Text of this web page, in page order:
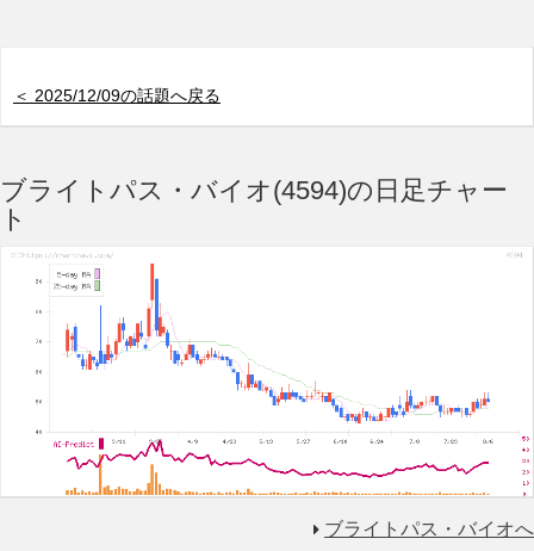
＜ 2025/12/09の話題へ戻る
ブライトパス・バイオ(4594)の日足チャー
ト
ブライトパス・バイオへ